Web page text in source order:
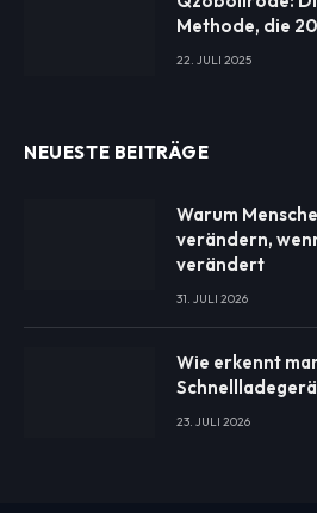
Methode, die
22. JULI 2025
NEUESTE BEITRÄGE
Warum
verändern,
verändert
31. JULI 2026
Wie erkennt
23. JULI 2026